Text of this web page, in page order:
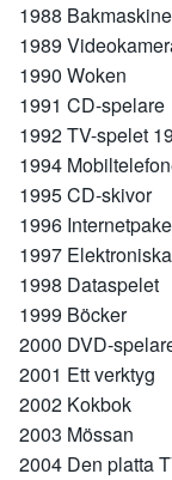
1988
1989
1990 Woken
1991 CD-spelare
1992 TV-spelet
1994
1995 CD-skivor
1996
1997
1998 Dataspelet
1999 Böcker
2000 DVD-
2001 Ett verktyg
2002 Kokbok
2003 Mössan
2004 Den platta